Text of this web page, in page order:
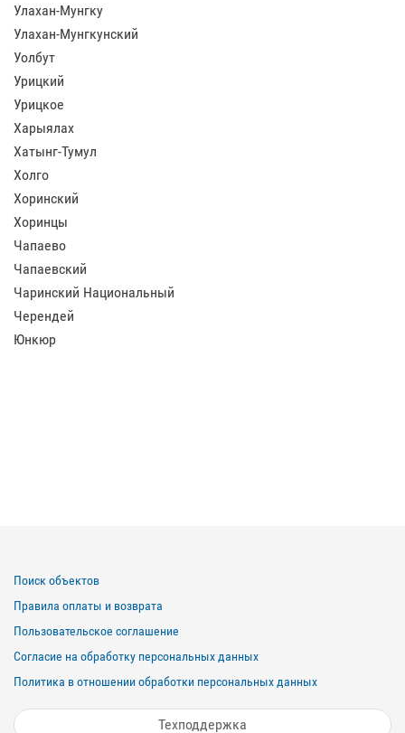
Улахан-Мунгку
Улахан-Мунгкунский
Уолбут
Урицкий
Урицкое
Харыялах
Хатынг-Тумул
Холго
Хоринский
Хоринцы
Чапаево
Чапаевский
Чаринский Национальный
Черендей
Юнкюр
Поиск объектов
Правила оплаты и возврата
Пользовательское соглашение
Согласие на обработку персональных данных
Политика в отношении обработки персональных данных
Техподдержка